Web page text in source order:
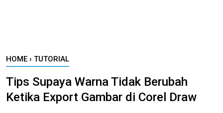
HOME › TUTORIAL
Tips Supaya Warna Tidak Berubah
Ketika Export Gambar di Corel Draw